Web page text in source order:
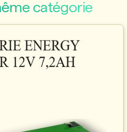
catégorie